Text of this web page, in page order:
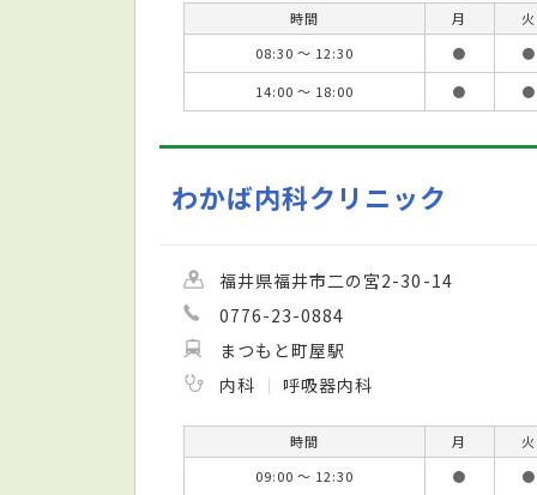
時間 月 火
08:30 ～ 12:30
● ●
14:00 ～ 18:00
● ●
わかば内科クリニック
福井県福井市二の宮2-30-14
0776-23-0884
まつもと町屋駅
内科
呼吸器内科
時間 月 火
09:00 ～ 12:30
● ●